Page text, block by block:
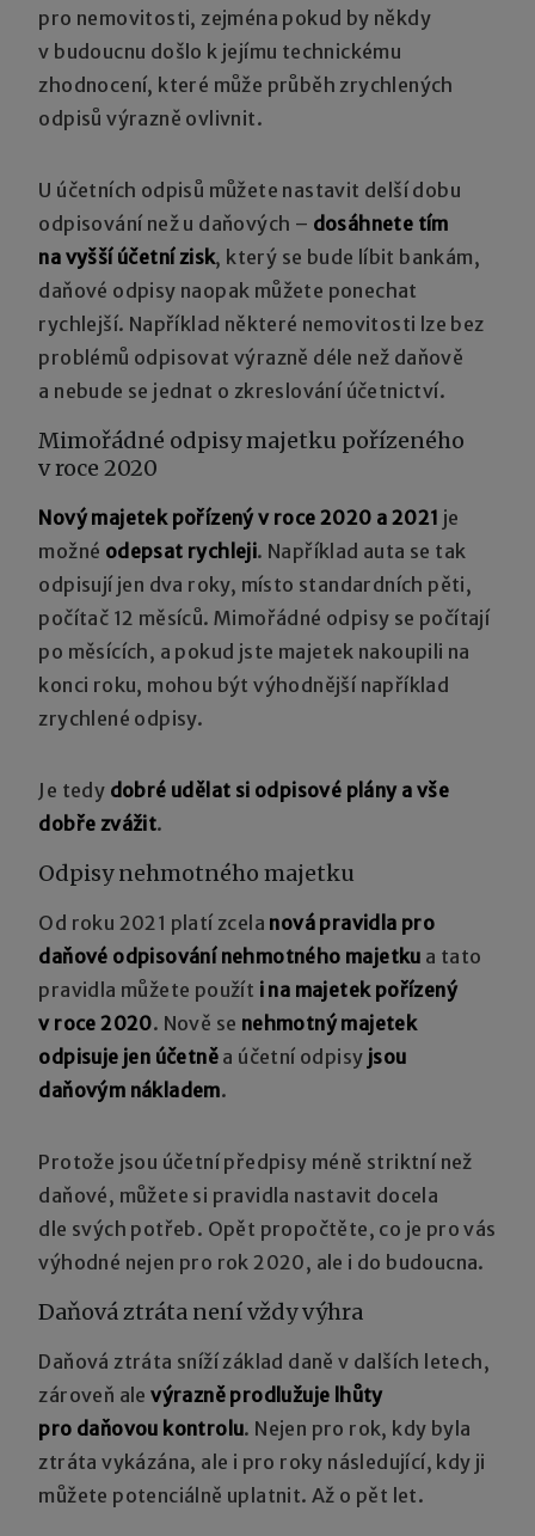
pro nemovitosti, zejména pokud by někdy
v budoucnu došlo k jejímu technickému
zhodnocení, které může průběh zrychlených
odpisů výrazně ovlivnit.
U účetních odpisů můžete nastavit delší dobu
odpisování než u daňových – dosáhnete tím
na vyšší účetní zisk, který se bude líbit bankám,
daňové odpisy naopak můžete ponechat
rychlejší. Například některé nemovitosti lze bez
problémů odpisovat výrazně déle než daňově
a nebude se jednat o zkreslování účetnictví.
Mimořádné odpisy majetku pořízeného
v roce 2020
Nový majetek pořízený v roce 2020 a 2021 je
možné odepsat rychleji. Například auta se tak
odpisují jen dva roky, místo standardních pěti,
počítač 12 měsíců. Mimořádné odpisy se počítají
po měsících, a pokud jste majetek nakoupili na
konci roku, mohou být výhodnější například
zrychlené odpisy.
Je tedy dobré udělat si odpisové plány a vše
dobře zvážit.
Odpisy nehmotného majetku
Od roku 2021 platí zcela nová pravidla pro
daňové odpisování nehmotného majetku a tato
pravidla můžete použít i na majetek pořízený
v roce 2020. Nově se nehmotný majetek
odpisuje jen účetně a účetní odpisy jsou
daňovým nákladem.
Protože jsou účetní předpisy méně striktní než
daňové, můžete si pravidla nastavit docela
dle svých potřeb. Opět propočtěte, co je pro vás
výhodné nejen pro rok 2020, ale i do budoucna.
Daňová ztráta není vždy výhra
Daňová ztráta sníží základ daně v dalších letech,
zároveň alevýrazně prodlužuje lhůty
pro daňovou kontrolu. Nejen pro rok, kdy byla
ztráta vykázána, ale i pro roky následující, kdy ji
můžete potenciálně uplatnit. Až o pět let.